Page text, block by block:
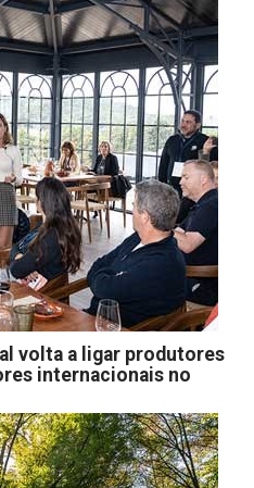
volta a ligar produtores
internacionais no